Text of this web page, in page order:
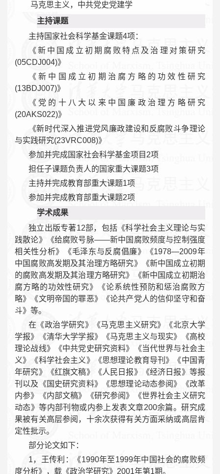
马克思主义，中共党史党建学
主持课题
主持国家社会科学基金课题4项：
《新中国成立初期腐败特点及治理对策研究
(05CDJ004)》
《新中国成立初期治腐方略的功效性研究
(13BDJ007)》
《党的十八大以来中国廉政治理方略研究
(20AKS022)》
《新时代深入推进党风廉政建设和反腐败斗争理论
与实践研究(23VRC008)》
参加并完成国家社会科学基金项目2项
担任子课题负责人的国家重大课题3项
主持并完成教育部重大课题1项
参加并完成教育部重大课题2项
学术成果
独立出版专著12部，包括《科学社会主义理论与实
践散论》《给腐败号脉——新中国腐败频度与控制强度
相关性分析》《毛泽东与反腐倡廉》《1978—2009年
中国腐败高发期及其治理方略研究》《新中国成立初期
的腐败高发期及其治理方略研究》《新中国成立初期治
腐方略的功效性研究》《论系统性预防和惩治腐败方
略》《文明帝国的罪恶》《论共产党人的信仰坚守和奋
斗》等。
在《政治学研究》《马克思主义研究》《北京大学
学报》《清华大学学报》《马克思主义与现实》《高校
理论战线》《中共党史研究资料》《当代世界与社会主
义》《科学社会主义》《思想理论教育导刊》《中国青
年研究》《红旗文稿》《人民日报》《经济日报》等报
刊以及《国史研究资料》《思想理论动态参阅》《改革
内参》《内部文稿》《研究参阅》《世界社会主义研究
动态》等内部刊物或内参上发表文章200余篇。研究成
果被有关高层参阅，十余次获得有关方面采纳或高层肯
定性批示。
部分论文如下：
1，王传利：《1990年至1999年中国社会的腐败频
度分析》，载《政治学研究》2001年第1期。